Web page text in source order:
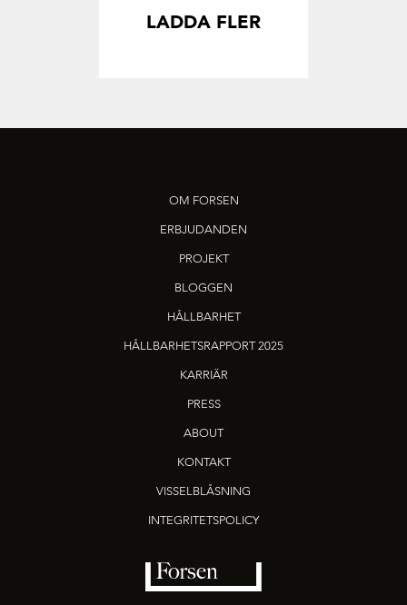
LADDA FLER
OM FORSEN
ERBJUDANDEN
PROJEKT
BLOGGEN
HÅLLBARHET
HÅLLBARHETSRAPPORT 2025
KARRIÄR
PRESS
ABOUT
KONTAKT
VISSELBLÅSNING
INTEGRITETSPOLICY